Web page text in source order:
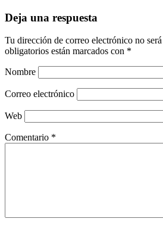
Deja una respuesta
Tu dirección de correo electrónico no
obligatorios están marcados con *
Nombre
Correo electrónico
Web
Comentario *